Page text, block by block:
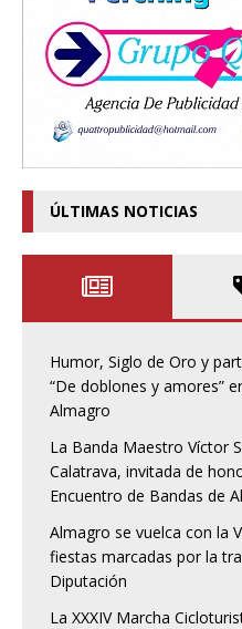
ÚLTIMAS NOTICIAS
Humor, Siglo de Oro y
“De doblones y amores”
Almagro
La Banda Maestro Víctor
Calatrava, invitada de
Encuentro de Bandas de
Almagro se vuelca con la
fiestas marcadas por la
Diputación
La XXXIV Marcha